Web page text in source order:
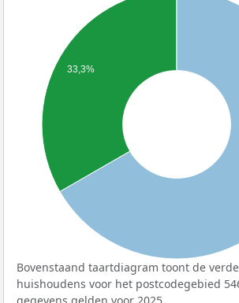
33,3%
Bovenstaand taartdiagram toont de
huishoudens voor het postcodegebied